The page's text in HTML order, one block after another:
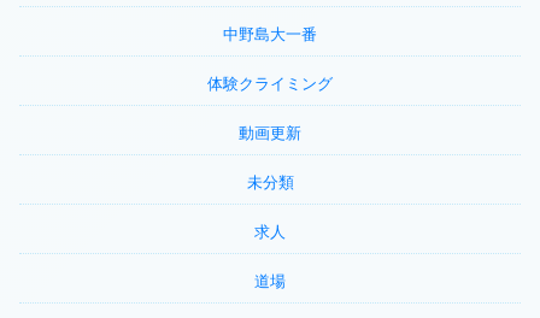
中野島大一番
体験クライミング
動画更新
未分類
求人
道場